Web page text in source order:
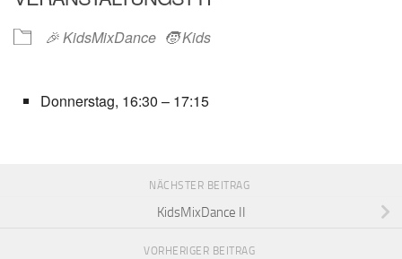
🎉 KidsMixDance 🧒 Kids
Donnerstag, 16:30 – 17:15
NÄCHSTER BEITRAG
KidsMixDance II
VORHERIGER BEITRAG